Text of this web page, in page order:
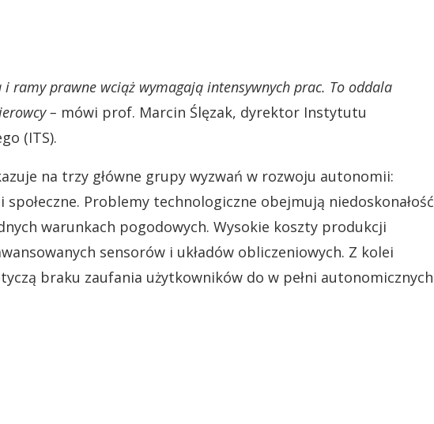
ramy prawne wciąż wymagają intensywnych prac. To oddala
– mówi prof. Marcin Ślęzak, dyrektor Instytutu
(ITS).
na trzy główne grupy wyzwań w rozwoju autonomii:
Problemy technologiczne obejmują niedoskonałość
warunkach pogodowych. Wysokie koszty produkcji
sensorów i układów obliczeniowych. Z kolei
braku zaufania użytkowników do w pełni autonomicznych